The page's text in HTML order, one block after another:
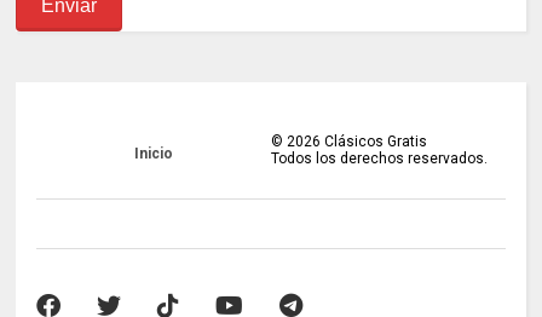
Inicio
© 2026 Clásicos Gratis
Todos los derechos reservados.